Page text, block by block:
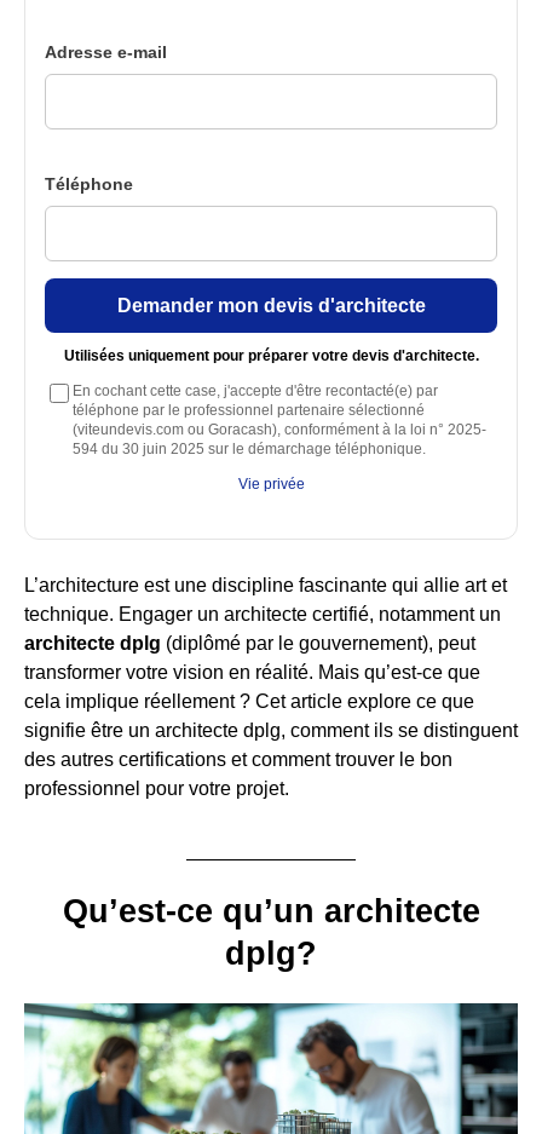
Adresse e-mail
Téléphone
Demander mon devis d'architecte
Utilisées uniquement pour préparer votre devis d'architecte.
En cochant cette case, j'accepte d'être recontacté(e) par
téléphone par le professionnel partenaire sélectionné
(viteundevis.com ou Goracash), conformément à la loi n° 2025-
594 du 30 juin 2025 sur le démarchage téléphonique.
Vie privée
L’architecture est une discipline fascinante qui allie art et
technique. Engager un architecte certifié, notamment un
architecte dplg (diplômé par le gouvernement), peut
transformer votre vision en réalité. Mais qu’est-ce que
cela implique réellement ? Cet article explore ce que
signifie être un architecte dplg, comment ils se distinguent
des autres certifications et comment trouver le bon
professionnel pour votre projet.
Qu’est-ce qu’un architecte
dplg?